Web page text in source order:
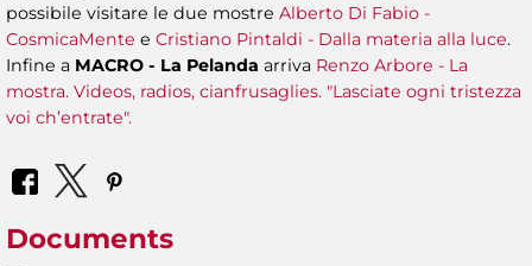
possibile visitare le due mostre Alberto Di Fabio -
CosmicaMente e Cristiano Pintaldi - Dalla materia alla luce.
Infine a MACRO - La Pelanda arriva Renzo Arbore - La
mostra. Videos, radios, cianfrusaglies. "Lasciate ogni tristezza
voi ch’entrate".
Documents